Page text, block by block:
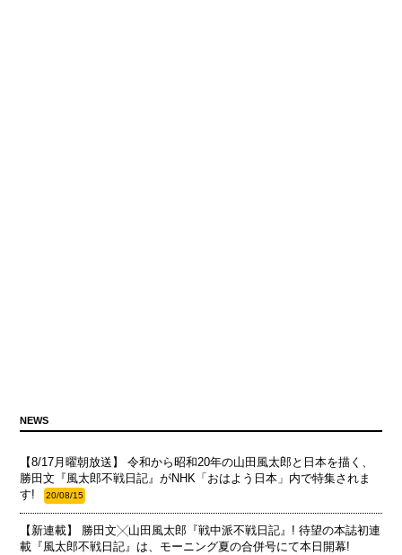
NEWS
【8/17月曜朝放送】 令和から昭和20年の山田風太郎と日本を描く、
勝田文『風太郎不戦日記』がNHK「おはよう日本」内で特集されま
す!
20/08/15
【新連載】 勝田文╳山田風太郎『戦中派不戦日記』! 待望の本誌初連
載『風太郎不戦日記』は、モーニング夏の合併号にて本日開幕!